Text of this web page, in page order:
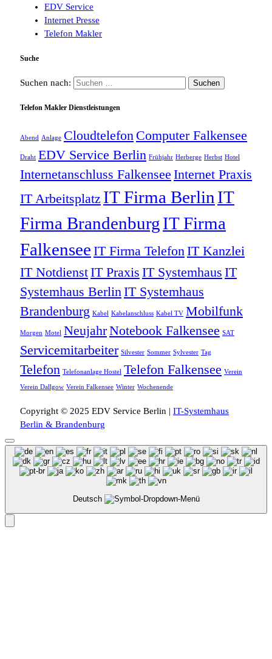
EDV Service
Internet Presse
Telefon Makler
Suche
Suchen nach:
Telefon Makler Dienstleistungen
Abend Anlage Cloudtelefon Computer Falkensee
Draht EDV Service Berlin Frühjahr Herberge Herbst Hotel
Internetanschluss Falkensee Internet Praxis
IT Arbeitsplatz IT Firma Berlin IT
Firma BrandenburgIT Firma
Falkensee IT Firma TelefonIT Kanzlei
IT NotdienstIT Praxis IT Systemhaus IT
Systemhaus BerlinIT Systemhaus
Brandenburg Kabel Kabelanschluss Kabel TV Mobilfunk
Morgen Motel NeujahrNotebook Falkensee SAT
Servicemitarbeiter Silvester Sommer Sylvester Tag
Telefon Telefonanlage Hostel Telefon Falkensee Verein
Verein Dallgow Verein Falkensee Winter Wochenende
Copyright © 2025 EDV Service Berlin | IT-Systemhaus
Berlin & Brandenburg
Deutsch